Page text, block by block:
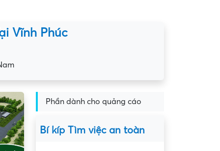
Vĩnh Phúc
Phần dành cho quảng cáo
Bí kíp Tìm việc an toàn